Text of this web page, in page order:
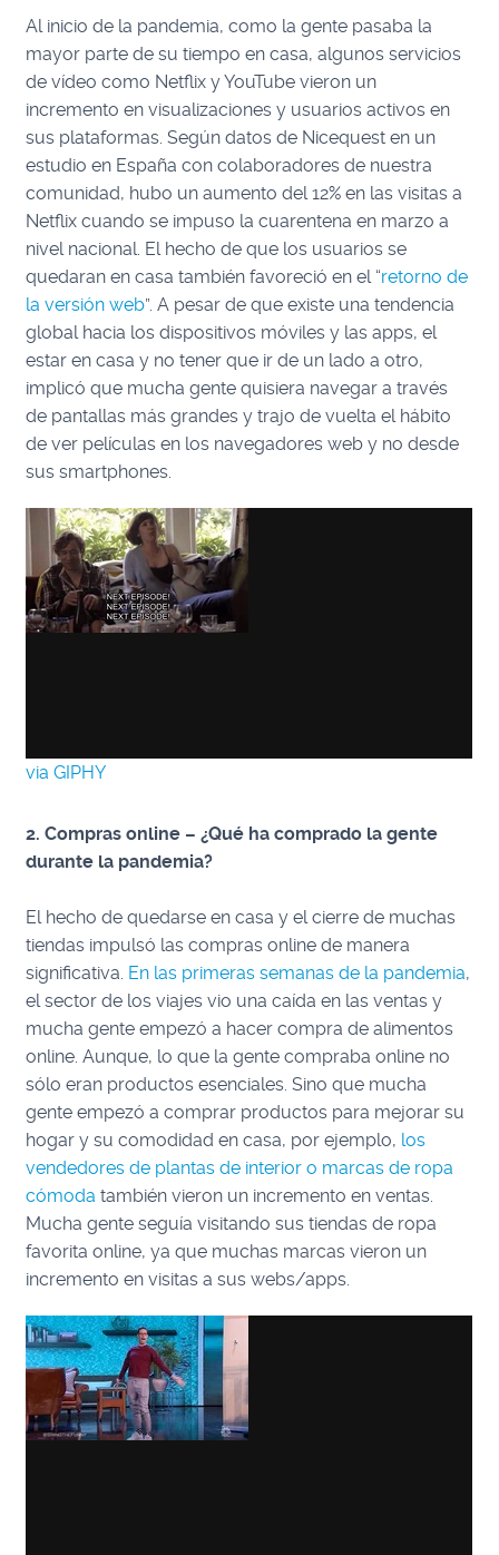
Al inicio de la pandemia, como la gente pasaba la
mayor parte de su tiempo en casa, algunos servicios
de vídeo como Netflix y YouTube vieron un
incremento en visualizaciones y usuarios activos en
sus plataformas. Según datos de Nicequest en un
estudio en España con colaboradores de nuestra
comunidad, hubo un aumento del 12% en las visitas a
Netflix cuando se impuso la cuarentena en marzo a
nivel nacional. El hecho de que los usuarios se
quedaran en casa también favoreció en el “retorno de
la versión web”. A pesar de que existe una tendencia
global hacia los dispositivos móviles y las apps, el
estar en casa y no tener que ir de un lado a otro,
implicó que mucha gente quisiera navegar a través
de pantallas más grandes y trajo de vuelta el hábito
de ver películas en los navegadores web y no desde
sus smartphones.
via GIPHY
2. Compras online – ¿Qué ha comprado la gente
durante la pandemia?
El hecho de quedarse en casa y el cierre de muchas
tiendas impulsó las compras online de manera
significativa. En las primeras semanas de la pandemia,
el sector de los viajes vio una caída en las ventas y
mucha gente empezó a hacer compra de alimentos
online. Aunque, lo que la gente compraba online no
sólo eran productos esenciales. Sino que mucha
gente empezó a comprar productos para mejorar su
hogar y su comodidad en casa, por ejemplo, los
vendedores de plantas de interior o marcas de ropa
cómoda también vieron un incremento en ventas.
Mucha gente seguía visitando sus tiendas de ropa
favorita online, ya que muchas marcas vieron un
incremento en visitas a sus webs/apps.